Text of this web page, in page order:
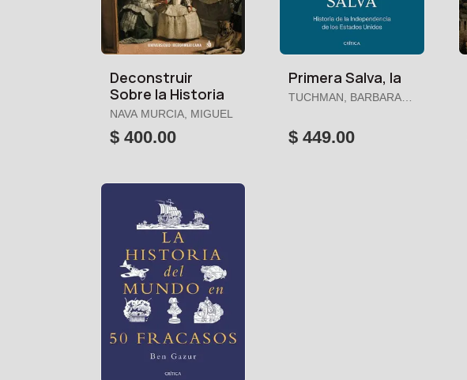
Deconstruir
Sobre la Historia
NAVA MURCIA, MIGUEL
$ 400.00
Primera Salva, la
TUCHMAN, BARBARA
$ 449.00